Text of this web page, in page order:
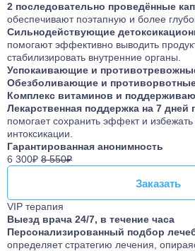
2 последовательно проведённые
обеспечивают поэтапную и более
Сильнодействующие
помогают эффективно выводить
стабилизировать внутренние органы.
Успокаивающие и
Обезболивающие и
Комплекс витаминов и
Лекарственная поддержка на 7
помогает сохранить эффект и
интоксикации.
Гарантированная анонимность
6 300₽ 8 550₽
Заказать
Заказать
VIP терапия
Выезд врача 24/7, в течение часа
Персонализированный подбор
определяет стратегию лечения,